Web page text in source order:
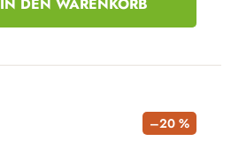
IN DEN WARENKORB
–20 %